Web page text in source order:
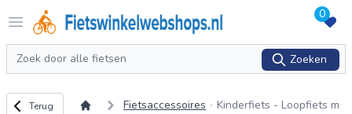
Open menu
Logo Fietswinkelwebshops.nl 0
Zoeken
Zoeken
Terug naar overzicht
Terug Fietsaccessoires
Kinderfiets - Loopfiets m